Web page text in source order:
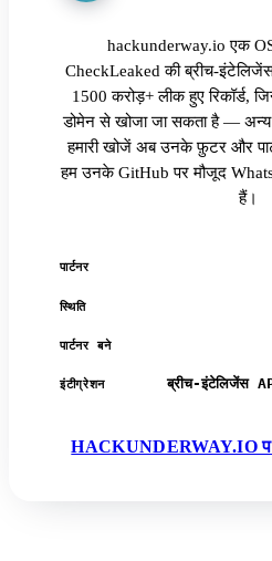
hackunderway.io एक
CheckLeaked की ब्रीच-
1500 करोड़+ लीक हुए रिकॉर्ड,
डोमेन से खोजा जा सकता है —
हमारी खोजें अब उनके फ़ुटर और
हम उनके GitHub पर मौजूद
हैं।
पार्टनर
स्थिति
पार्टनर बने
इंटीग्रेशन ब्रीच-इंटेलिजेंस
HACKUNDERWAY.IO